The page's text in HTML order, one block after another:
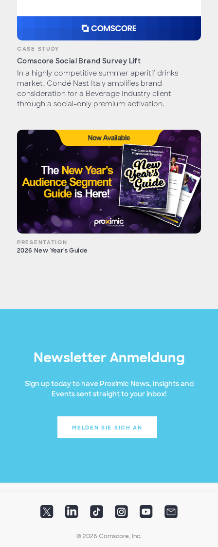
CASE STUDY
Comscore Social Brand Survey Lift
In a highly competitive summer aperitif drinks
market, Condé Nast Italy amplifies brand
consideration for a Beverage Industry client
through a social-only premium activation.
PRESENTATION
2026 New Year's Guide
Newsletter Anmeldung
Sign up today to have Proximic News, Insights and
Events sent straight to your inbox!
MELDEN SIE SICH AN
© 2026 Comscore, Inc.